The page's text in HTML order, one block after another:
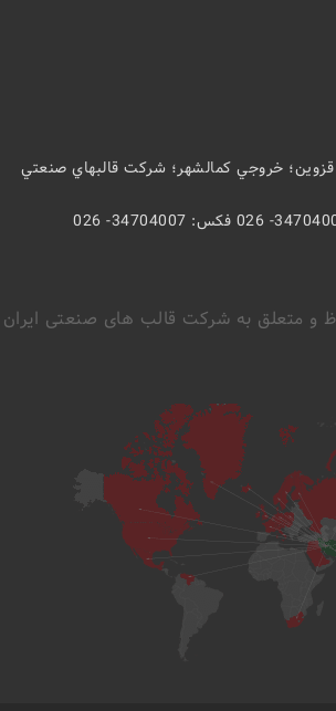
كرج- قزوين؛ خروجي كمالشهر؛ شركت قالبهاي صنعتي
متعلق به شرکت قالب های صنعتی ایران